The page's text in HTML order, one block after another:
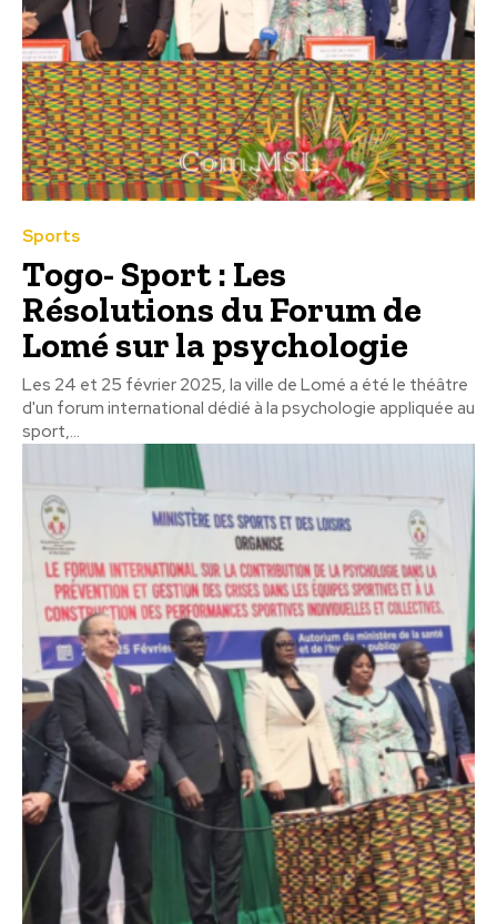
Sports
Togo- Sport : Les
Résolutions du Forum de
Lomé sur la psychologie
Les 24 et 25 février 2025, la ville de Lomé a été le théâtre
d'un forum international dédié à la psychologie appliquée au
sport,...